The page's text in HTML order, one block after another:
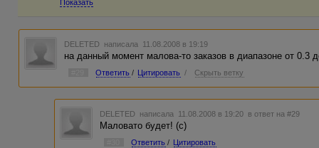
Показать
DELETED написала 11.08.2008 в 19:19
на данный момент малова-то заказов в диапазоне от 0.3
Ответить / Цитировать / Скрыть ветку
DELETED написала 11.08.2008 в 19:20 в ответ на #29
Маловато будет! (с)
Ответить / Цитировать